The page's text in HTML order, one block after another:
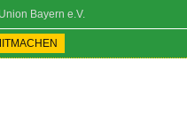
Bayern e.V.